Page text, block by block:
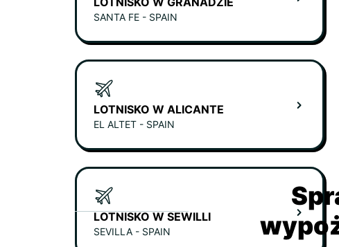
SANTA FE - SPAIN
LOTNISKO W ALICANTE
EL ALTET - SPAIN
LOTNISKO W SEWILLI
SEVILLA - SPAIN